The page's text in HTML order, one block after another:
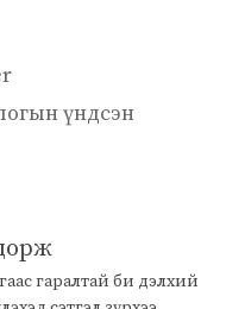
үндсэн
гаралтай би дэлхий